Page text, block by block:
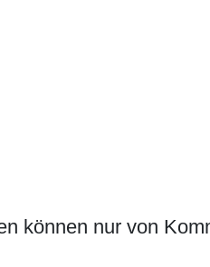
können nur von